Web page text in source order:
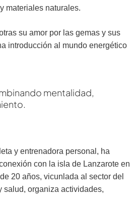
materiales naturales.
su amor por las gemas y sus
introducción al mundo energético
mentalidad,
y entrenadora personal, ha
con la isla de Lanzarote en
20 años, vicunlada al sector del
salud, organiza actividades,